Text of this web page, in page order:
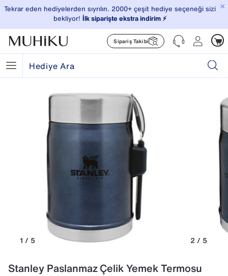
×
Tekrar eden hediyelerden sıyrılın. 2000+ çeşit hediye seçeneği sizi
bekliyor! İlk siparişte ekstra indirim ⚡️
Sipariş Takibi
1 / 5 2 / 5
Stanley Paslanmaz Çelik Yemek Termosu